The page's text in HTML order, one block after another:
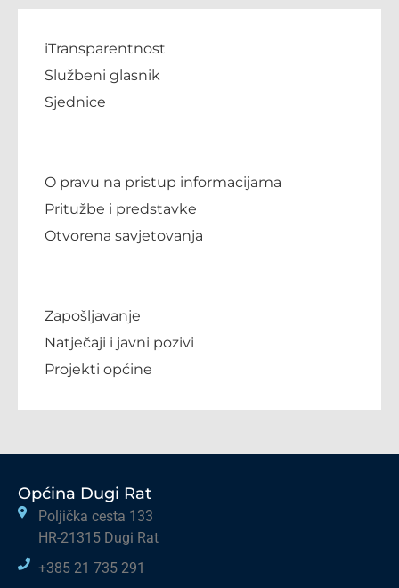
iTransparentnost
Službeni glasnik
Sjednice
O pravu na pristup informacijama
Pritužbe i predstavke
Otvorena savjetovanja
Zapošljavanje
Natječaji i javni pozivi
Projekti općine
Općina Dugi Rat
Poljička cesta 133
HR-21315 Dugi Rat
+385 21 735 291